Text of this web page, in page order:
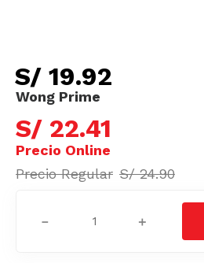
S/ 19.92
S/ 22.41
S/ 24.90
＋
－